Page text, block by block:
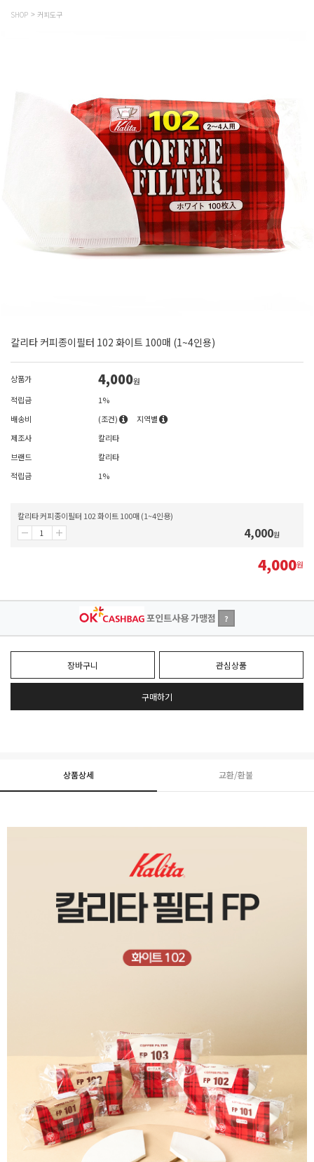
SHOP 커피도구
칼리타 커피종이필터 102 화이트 100매 (1~4인용)
상품가 4,000원
적립금
1%
배송비
(조건)
지역별
제조사
칼리타
브랜드
칼리타
적립금
1%
칼리타 커피종이필터 102 화이트 100매 (1~4인용)
4,000원
4,000원
포인트사용 가맹점 ?
장바구니 관심상품
구매하기
상품상세 교환/환불